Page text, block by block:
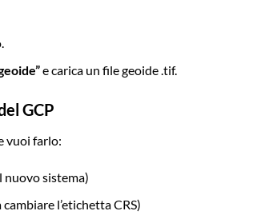
e carica un file geoide .tif.
GCP
vuoi farlo:
sistema)
l’etichetta CRS)